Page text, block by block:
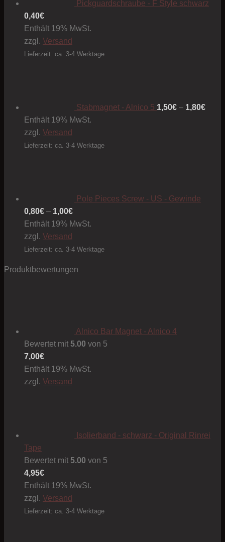
Pickguardschraube - F Style schwarz
0,40€
Enthält 19% MwSt.
zzgl. Versand
Lieferzeit: ca. 3-4 Werktage
Stabmagnet - Alnico 5 1,50€ – 1,80€1,80€
Enthält 19% MwSt.
zzgl. Versand
Lieferzeit: ca. 3-4 Werktage
Pole Pieces Screw - US - Gewinde
0,80€ – 1,00€Preisspanne:
0,80€
1,00€
Enthält 19% MwSt.
zzgl. Versand
Lieferzeit: ca. 3-4 Werktage
Produktbewertungen
Alnico Bar Magnet - Alnico 4
Bewertet mit 5.00 von 5
7,00€
Enthält 19% MwSt.
zzgl. Versand
Isolierband - schwarz - Original Rinrei
Tape
Bewertet mit 5.00 von 5
4,95€
Enthält 19% MwSt.
zzgl. Versand
Lieferzeit: ca. 3-4 Werktage